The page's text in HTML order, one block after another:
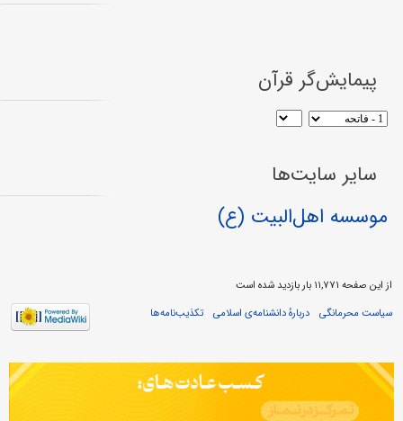
پیمایش‌گر قرآن
سایر سایت‌ها
موسسه اهل‌البیت (ع)
از این صفحه ۱۱,۷۷۱ بار بازدید شده است
سیاست محرمانگی
دربارهٔ دانشنامه‌ی اسلامی تکذیب‌نامه‌ها